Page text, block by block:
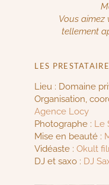
Vous aimez
tellement
LES
Lieu : Domaine
Organisation,
Agence Locy
Photographe : Le
Mise en beauté :
Vidéaste :Okult
DJ et saxo : DJ